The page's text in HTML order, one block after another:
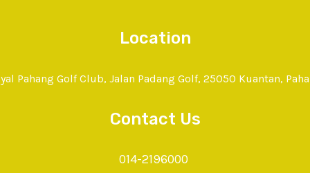
Location
Pahang Golf Club, Jalan Padang Golf, 25050 Kuantan,
Contact Us
014-2196000